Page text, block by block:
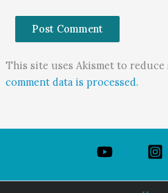
This site uses Akismet to reduce
comment data is processed.